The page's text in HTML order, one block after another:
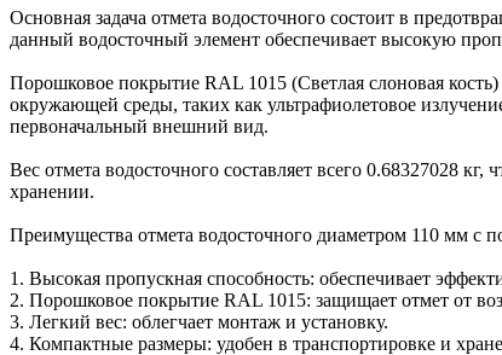
Основная задача отмета водосточного состоит в
данный водосточный элемент обеспечивает высокую
Порошковое покрытие RAL 1015 (Светлая слоновая
окружающей среды, таких как ультрафиолетовое
первоначальный внешний вид.
Вес отмета водосточного составляет всего 0.68327028
хранении.
Преимущества отмета водосточного диаметром 110 мм с
1. Высокая пропускная способность: обеспечивает
2. Порошковое покрытие RAL 1015: защищает отмет от
3. Легкий вес: облегчает монтаж и установку.
4. Компактные размеры: удобен в транспортировке и